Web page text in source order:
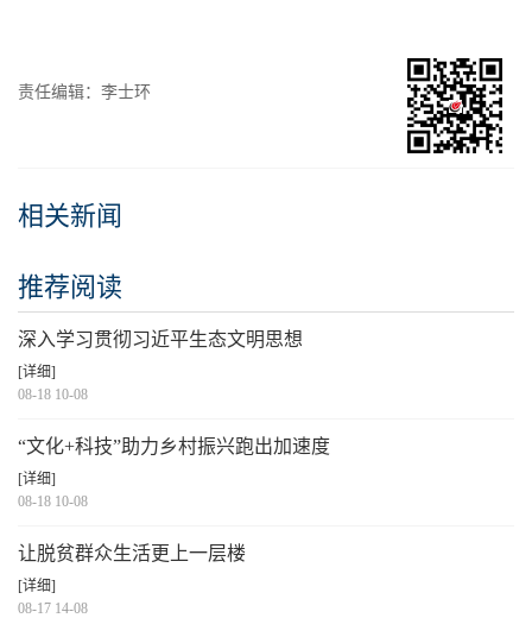
责任编辑：李士环
相关新闻
推荐阅读
深入学习贯彻习近平生态文明思想
[详细]
08-18 10-08
“文化+科技”助力乡村振兴跑出加速度
[详细]
08-18 10-08
让脱贫群众生活更上一层楼
[详细]
08-17 14-08